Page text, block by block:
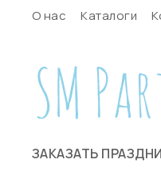
О нас Каталоги
ЗАКАЗАТЬ